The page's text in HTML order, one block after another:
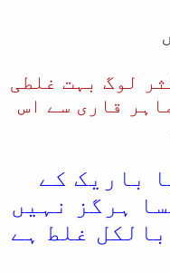
کی
کیا
لوگ بہت غلطی
قاری سے اس
باریک کے
ہرگز نہیں
غلط ہے